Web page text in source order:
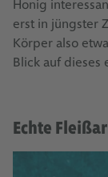
Honig
erst in jüngster
Körper also
Blick auf dieses
Echte